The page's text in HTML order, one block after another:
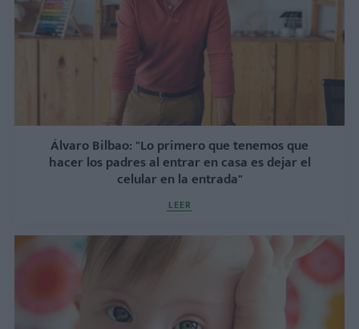
Álvaro Bilbao: "Lo primero que tenemos que
hacer los padres al entrar en casa es dejar el
celular en la entrada"
LEER